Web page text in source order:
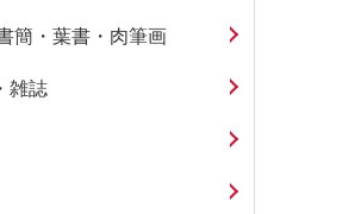
簡・葉書・肉筆画
雑誌